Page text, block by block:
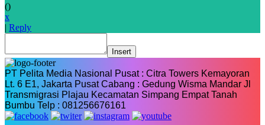
()
x
| Reply
Insert
PT Pelita Media Nasional Pusat : Citra Towers Kemayoran
Lt. 6 E1, Jakarta Pusat Cabang : Gedung Wisma Mandar Jl
Transmigrasi Plajau Kecamatan Simpang Empat Tanah
Bumbu Telp : 081256676161